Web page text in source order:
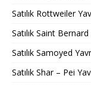
Satılık Rottweiler
Satılık Saint Bernard
Satılık Samoyed
Satılık Shar – Pei